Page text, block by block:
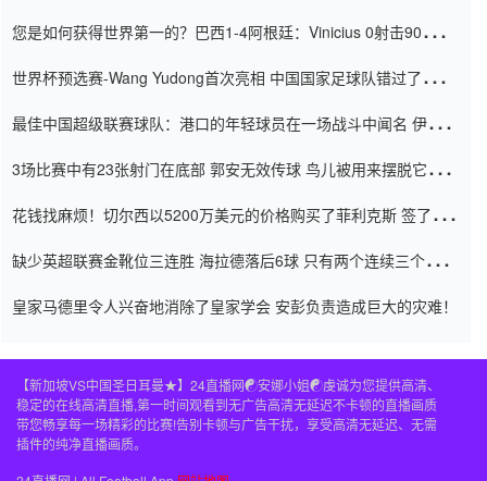
您是如何获得世界第一的？巴西1-4阿根廷：Vinicius 0射击90分钟
世界杯预选赛-Wang Yudong首次亮相 中国国家足球队错过了世界
最佳中国超级联赛球队：港口的年轻球员在一场战斗中闻名 伊万放
3场比赛中有23张射门在底部 郭安无效传球 鸟儿被用来摆脱它
花钱找麻烦！切尔西以5200万美元的价格购买了菲利克斯 签了7年
缺少英超联赛金靴位三连胜 海拉德落后6球 只有两个连续三个连续
皇家马德里令人兴奋地消除了皇家学会 安彭负责造成巨大的灾难！
【新加坡VS中国圣日耳曼★】24直播网☯️安娜小姐☯️虔诚为您提供高清、
稳定的在线高清直播,第一时间观看到无广告高清无延迟不卡顿的直播画质
带您畅享每一场精彩的比赛!告别卡顿与广告干扰，享受高清无延迟、无需
插件的纯净直播画质。